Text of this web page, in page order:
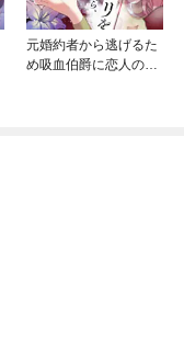
元婚約者から逃げるた
め吸血伯爵に恋人のフ